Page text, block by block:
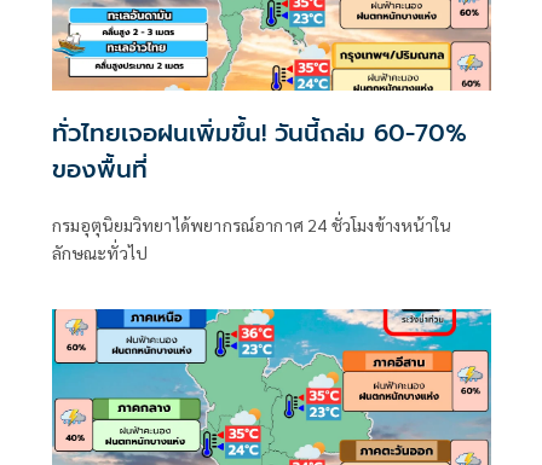
ทั่วไทยเจอฝนเพิ่มขึ้น! วันนี้ถล่ม 60-70%
ของพื้นที่
กรมอุตุนิยมวิทยาได้พยากรณ์อากาศ 24 ชั่วโมงข้างหน้าใน
ลักษณะทั่วไป